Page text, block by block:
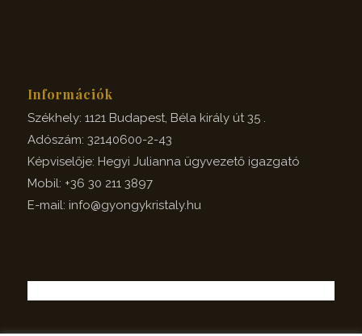
Információk
Székhely: 1121 Budapest, Béla király út 35 .
Adószám: 32140600-2-43
Képviselője: Hegyi Julianna ügyvezető igazgató
Mobil: +36 30 211 3897
E-mail: info@gyongykristaly.hu